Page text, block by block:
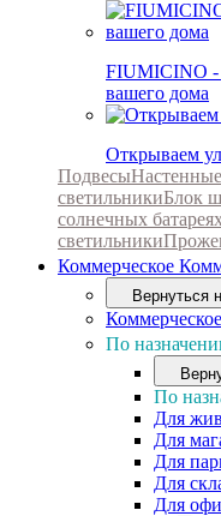
FIUMICINO -
вашего дома
Открываем
Подвесы
светильникиБлок
солнечных батареях
светильники
Коммерческое
Вернуться
Коммерческое
По
По
Для
Для
Для
Для
Для